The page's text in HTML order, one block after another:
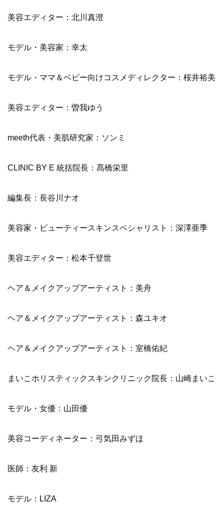
美容エディター：北川真澄
モデル・美容家：幸太
モデル・ママ＆ベビー向けコスメディレクター：桜井裕美
美容エディター：曽我ゆう
meeth代表・美肌研究家：ソンミ
CLINIC BY E 統括院長：髙橋栄里
編集長：長谷川ナオ
美容家・ビューティースキンスペシャリスト：深澤亜季
美容エディター：松本千登世
ヘア＆メイクアップアーティスト：美舟
ヘア＆メイクアップアーティスト：森ユキオ
ヘア＆メイクアップアーティスト：室橋佑紀
まいこホリスティックスキンクリニック院長：山崎まいこ
モデル・女優：山田優
美容コーディネーター：弓気田みずほ
医師：友利 新
モデル：LIZA